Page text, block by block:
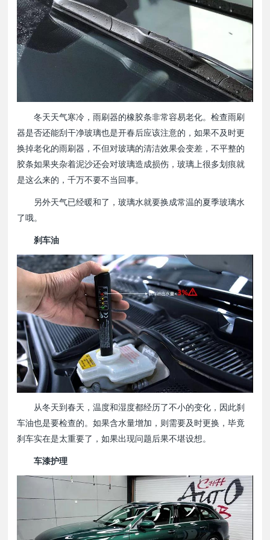
冬天天气寒冷，雨刷器的橡胶条非常容易老化。检查雨刷
器是否还能刮干净玻璃也是开春后应该注意的，如果不及时更
换掉老化的雨刷器，不但对玻璃的清洁效果会变差，不平整的
胶条如果夹杂着泥沙还会对玻璃造成损伤，玻璃上很多划痕就
是这么来的，千万不要不当回事。
另外天气已经暖和了，玻璃水就要换成常温的夏季玻璃水
了哦。
刹车油
从冬天到春天，温度和湿度都经历了不小的变化，因此刹
车油也是要检查的。如果含水量增加，则需要及时更换，毕竟
刹车实在是太重要了，如果出现问题后果不堪设想。
车漆护理